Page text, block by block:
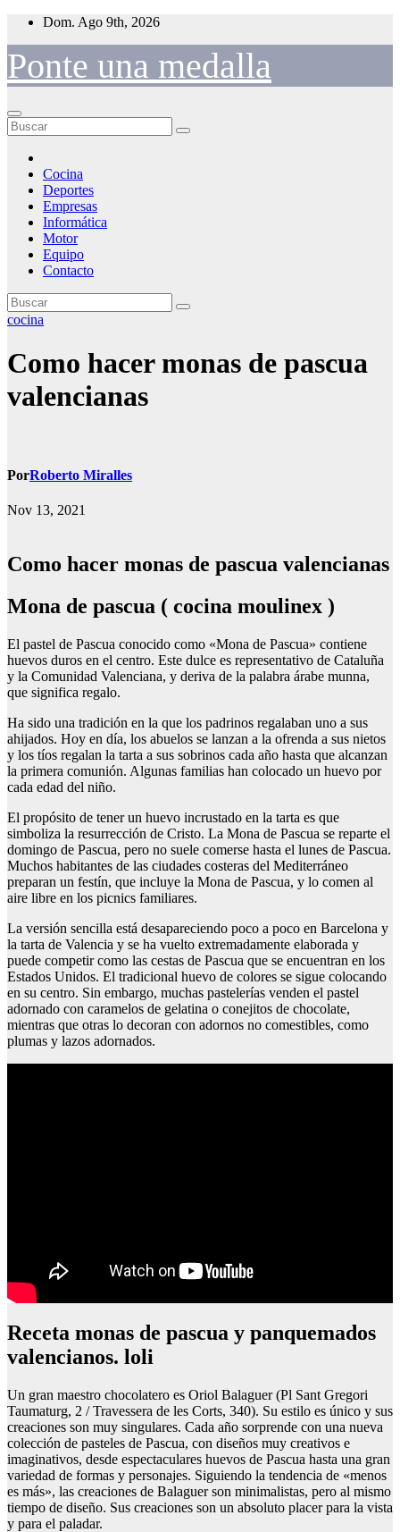
Saltar
contenido
Dom. Ago 9th, 2026
Ponte una medalla
Cocina
Deportes
Empresas
Informática
Motor
Equipo
Contacto
cocina
Como hacer monas de pascua
valencianas
PorRoberto Miralles
Nov 13, 2021
Como hacer monas de pascua valencianas
Mona de pascua ( cocina moulinex )
El pastel de Pascua conocido como «Mona de Pascua» contiene
huevos duros en el centro. Este dulce es representativo de Cataluña
y la Comunidad Valenciana, y deriva de la palabra árabe munna,
que significa regalo.
Ha sido una tradición en la que los padrinos regalaban uno a sus
ahijados. Hoy en día, los abuelos se lanzan a la ofrenda a sus nietos
y los tíos regalan la tarta a sus sobrinos cada año hasta que alcanzan
la primera comunión. Algunas familias han colocado un huevo por
cada edad del niño.
El propósito de tener un huevo incrustado en la tarta es que
simboliza la resurrección de Cristo. La Mona de Pascua se reparte el
domingo de Pascua, pero no suele comerse hasta el lunes de Pascua.
Muchos habitantes de las ciudades costeras del Mediterráneo
preparan un festín, que incluye la Mona de Pascua, y lo comen al
aire libre en los picnics familiares.
La versión sencilla está desapareciendo poco a poco en Barcelona y
la tarta de Valencia y se ha vuelto extremadamente elaborada y
puede competir como las cestas de Pascua que se encuentran en los
Estados Unidos. El tradicional huevo de colores se sigue colocando
en su centro. Sin embargo, muchas pastelerías venden el pastel
adornado con caramelos de gelatina o conejitos de chocolate,
mientras que otras lo decoran con adornos no comestibles, como
plumas y lazos adornados.
Receta monas de pascua y panquemados
valencianos. loli
Un gran maestro chocolatero es Oriol Balaguer (Pl Sant Gregori
Taumaturg, 2 / Travessera de les Corts, 340). Su estilo es único y sus
creaciones son muy singulares. Cada año sorprende con una nueva
colección de pasteles de Pascua, con diseños muy creativos e
imaginativos, desde espectaculares huevos de Pascua hasta una gran
variedad de formas y personajes. Siguiendo la tendencia de «menos
es más», las creaciones de Balaguer son minimalistas, pero al mismo
tiempo de diseño. Sus creaciones son un absoluto placer para la vista
y para el paladar.